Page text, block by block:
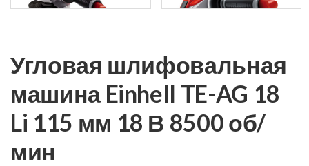
Угловая шлифовальная
машина Einhell TE-AG 18
Li 115 мм 18 В 8500 об/
мин